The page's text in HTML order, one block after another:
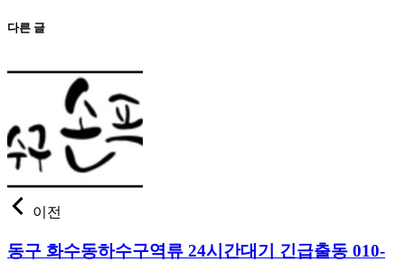
다른 글
이전
동구 화수동하수구역류 24시간대기 긴급출동 010-